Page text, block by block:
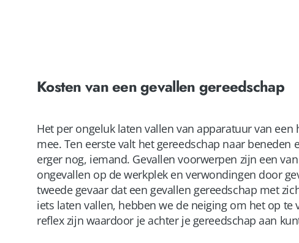
Kosten van een gevallen gereedschap
Het per ongeluk laten vallen van apparatuur van
mee. Ten eerste valt het gereedschap naar
erger nog, iemand. Gevallen voorwerpen zijn een
ongevallen op de werkplek en verwondingen door
tweede gevaar dat een gevallen gereedschap met
iets laten vallen, hebben we de neiging om het op te
reflex zijn waardoor je achter je gereedschap aan